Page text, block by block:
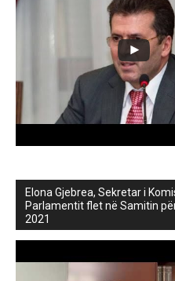
Elona Gjebrea, Sekretar i
Parlamentit flet në Samitin
2021